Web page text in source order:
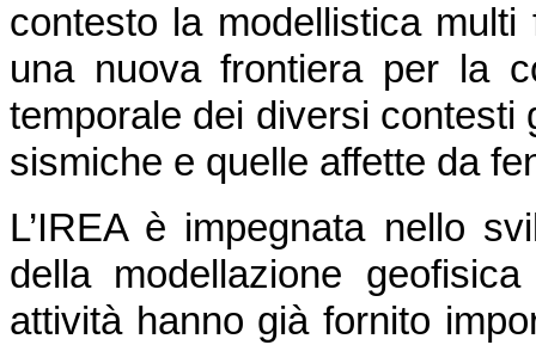
contesto la modellistica
una nuova frontiera per la
temporale dei diversi contesti
sismiche e quelle affette da
L’IREA è impegnata nello
della modellazione
attività hanno già fornito